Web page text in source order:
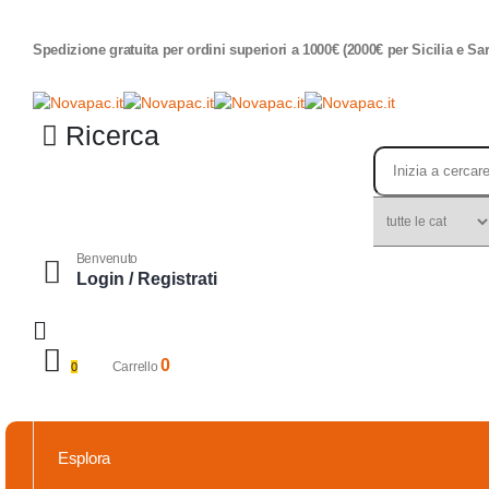
Spedizione gratuita per ordini superiori a 1000€ (2000€ per Sicilia e
Ricerca
Benvenuto
Login / Registrati
0 Carrello0
Esplora